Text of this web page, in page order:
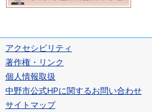
アクセシビリティ
著作権・リンク
個人情報取扱
中野市公式HPに関するお問い合わせ
サイトマップ